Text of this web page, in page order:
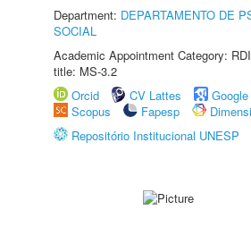
Department: DEPARTAMENTO DE
SOCIAL
Academic Appointment Category:
title: MS-3.2
Orcid
CV Lattes
Scopus
Fapesp
Repositório Institucional UNESP